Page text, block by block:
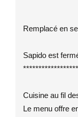
Remplacé en
Sapido est
Cuisine au fil
Le menu offre